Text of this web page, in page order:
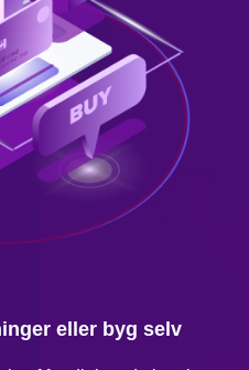
eller byg selv